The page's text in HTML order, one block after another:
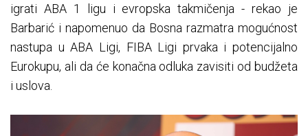
igrati ABA 1 ligu i evropska takmičenja - rekao je
Barbarić i napomenuo da Bosna razmatra mogućnost
nastupa u ABA Ligi, FIBA Ligi prvaka i potencijalno
Eurokupu, ali da će konačna odluka zavisiti od budžeta
i uslova.